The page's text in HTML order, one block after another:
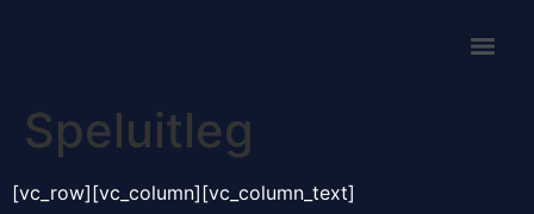
Speluitleg
[vc_row][vc_column][vc_column_text]